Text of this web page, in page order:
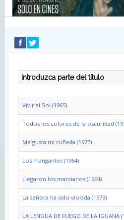
INTRODUZCA PARTE DEL
Vivir al Sol (1965)
Todos los colores de la oscuridad
Me gusta mi cuñada (1973)
Los mangantes (1964)
Llegaron los marcianos (1964)
La señora ha sido violada (1973)
LA LENGUA DE FUEGO DE LA IGUANA